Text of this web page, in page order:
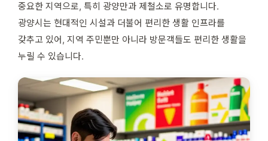
중요한 지역으로, 특히 광양만과 제철소로 유명합니다.
광양시는 현대적인 시설과 더불어 편리한 생활 인프라를
갖추고 있어, 지역 주민뿐만 아니라 방문객들도 편리한 생활을
누릴 수 있습니다.